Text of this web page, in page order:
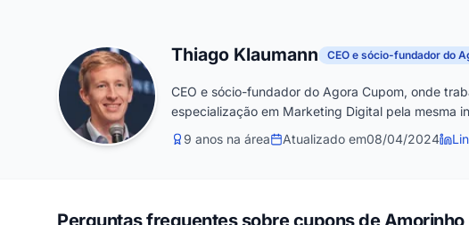
Thiago Klaumann CEO e sócio-fundador do
CEO e sócio-fundador do Agora Cupom, onde
especialização em Marketing Digital pela mesma
9 anos na área
Atualizado em08/04/2024